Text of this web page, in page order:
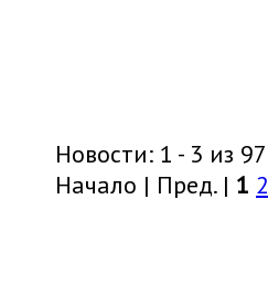
Новости: 1 - 3 из 97
Начало | Пред. | 1 2